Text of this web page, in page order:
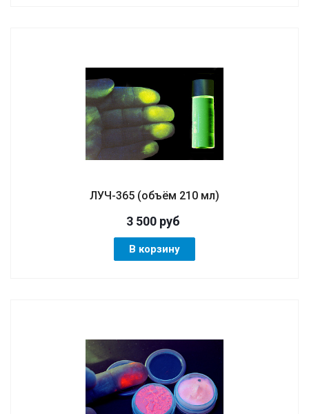
ЛУЧ-365 (объём 210 мл)
3 500руб
В корзину